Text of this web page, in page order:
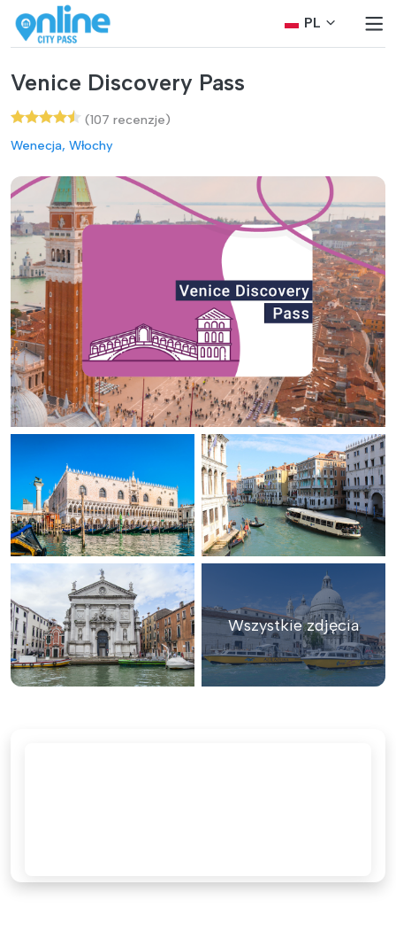
PL
Venice Discovery Pass
(107 recenzje)
Wenecja, Włochy
Wszystkie zdjęcia